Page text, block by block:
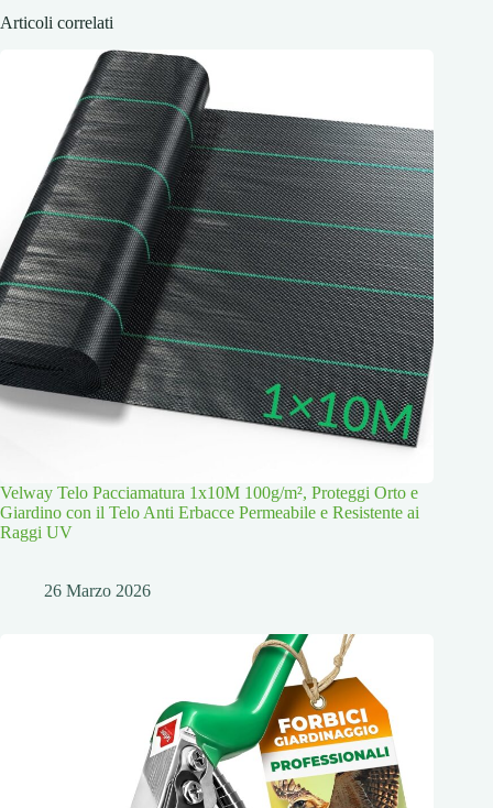
Articoli correlati
Velway Telo Pacciamatura 1x10M 100g/m², Proteggi Orto e
Giardino con il Telo Anti Erbacce Permeabile e Resistente ai
Raggi UV
26 Marzo 2026